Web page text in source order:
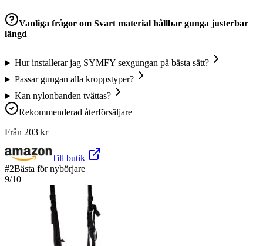
Vanliga frågor om Svart material hållbar gunga justerbar
längd
Hur installerar jag SYMFY sexgungan på bästa sätt?
Passar gungan alla kroppstyper?
Kan nylonbanden tvättas?
Rekommenderad återförsäljare
Från 203 kr
Till butik
#2Bästa för nybörjare
9/10